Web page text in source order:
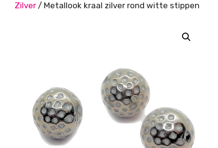
Zilver / Metallook kraal zilver rond witte stippen